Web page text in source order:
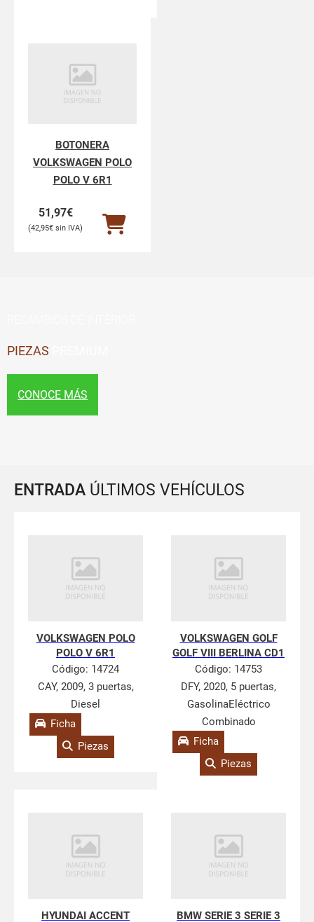
BOTONERA
VOLKSWAGEN POLO
POLO V 6R1
51,97€
42,95€
PIEZAS
CONOCE MÁS
ENTRADA ÚLTIMOS VEHÍCULOS
VOLKSWAGEN POLO
POLO V 6R1
Código: 14724
CAY, 2009, 3 puertas,
Diesel
Ficha
Piezas
VOLKSWAGEN GOLF
GOLF VIII BERLINA CD1
Código: 14753
DFY, 2020, 5 puertas,
GasolinaEléctrico
Combinado
Ficha
Piezas
HYUNDAI ACCENT BMW SERIE 3 SERIE 3